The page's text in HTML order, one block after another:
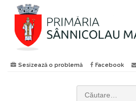
Sesizează o problemă Facebook